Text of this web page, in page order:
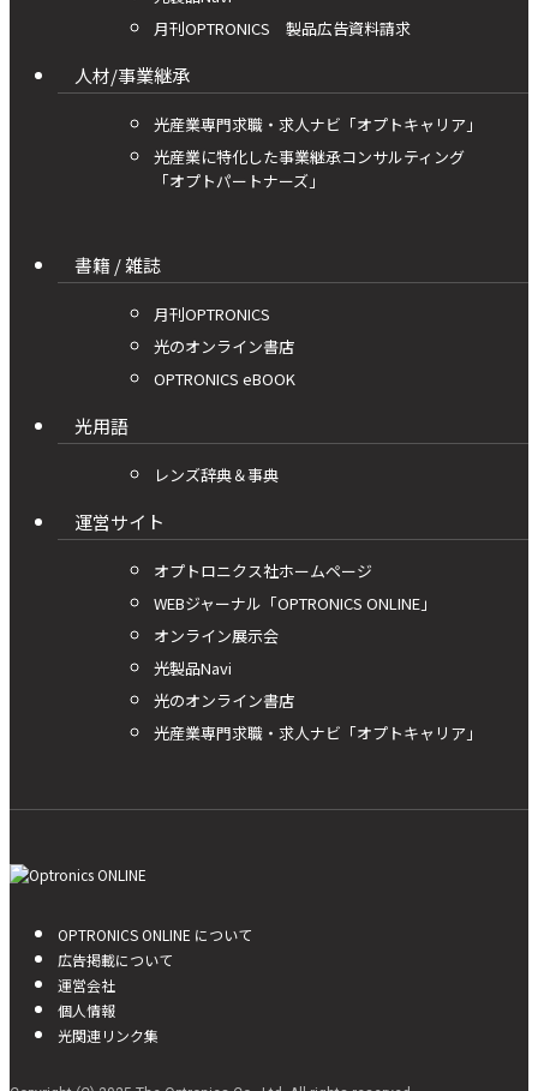
月刊OPTRONICS 製品広告資料請求
人材/事業継承
光産業専門求職・求人ナビ「オプトキャリア」
光産業に特化した事業継承コンサルティング
「オプトパートナーズ」
書籍 / 雑誌
月刊OPTRONICS
光のオンライン書店
OPTRONICS eBOOK
光用語
レンズ辞典＆事典
運営サイト
オプトロニクス社ホームページ
WEBジャーナル「OPTRONICS ONLINE」
オンライン展示会
光製品Navi
光のオンライン書店
光産業専門求職・求人ナビ「オプトキャリア」
OPTRONICS ONLINE について
広告掲載について
運営会社
個人情報
光関連リンク集